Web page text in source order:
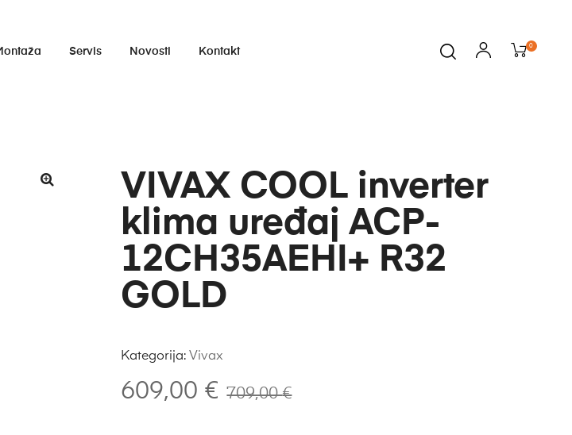
Servis Novosti Kontakt
0
VIVAX COOL inverter
klima uređaj ACP-
12CH35AEHI+ R32
GOLD
709,00€
609,00 €
Kategorija:Vivax